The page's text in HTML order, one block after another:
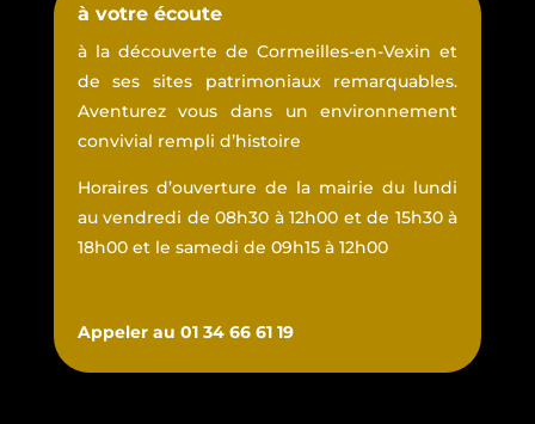
à votre écoute
à la découverte de Cormeilles-en-Vexin et
de ses sites patrimoniaux remarquables.
Aventurez vous dans un environnement
convivial rempli d’histoire
Horaires d’ouverture de la mairie du lundi
au vendredi de 08h30 à 12h00 et de 15h30 à
18h00 et le samedi de 09h15 à 12h00
Appeler au 01 34 66 61 19